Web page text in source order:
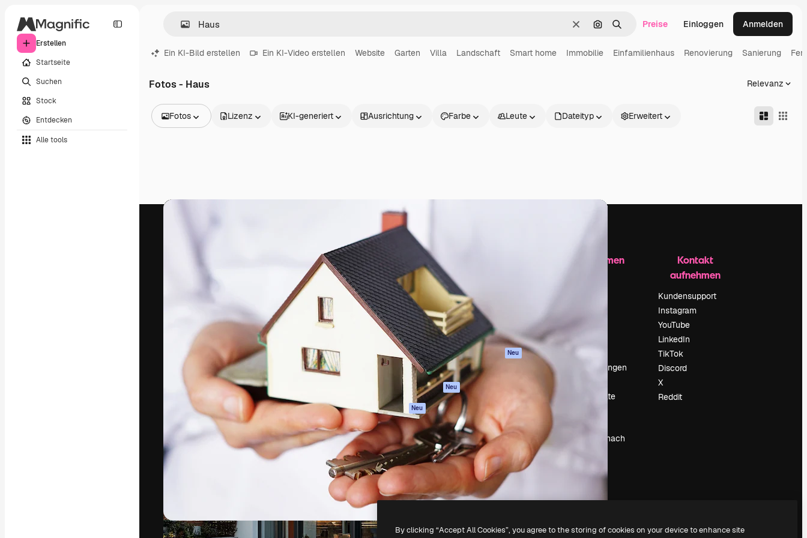
Erstellen
Startseite
Suchen
Stock
Entdecken
Alle tools
LöschenNach Bild suchen
SuchenPreise Einloggen Anmelden
Ein KI-Bild erstellen Ein KI-Video erstellen Website Garten Villa Landschaft Smart home Immobilie Einfamilienhaus Renovierung Sanierung
Fotos - Haus Relevanz
Fotos
Videos
Lizenz KI-generiert Ausrichtung Farbe Leute Dateityp Erweitert
Die kreative Plattform, um deine beste
Arbeit zu verwirklichen. Mehr als 1 Million
Abonnenten unter Kreativen, Unternehmen,
Agenturen und Studios.
Produkte
Spaces
KI-Assistent
KI-Bildgenerator
KI-Videogenerator
KI-
Stimmengenerator
Stock-Inhalte
MCP für
Claude/ChatGPT
Neu
Agenten Neu
API
Mobile App
Alle Magnific-Tools
Dokumentation
Support
AGB
Datenschutzerklärung
Originale
Neu
Cookie-Richtlinie
Vertrauenszentrum
Unternehmen
Unternehmen
Veranstaltungen
Deine Inhalte
Suchst du nach
Kontakt
aufnehmen
Kundensupport
Instagram
YouTube
LinkedIn
TikTok
Discord
X
Reddit
Freepik Company S.L.U. Alle Rechte vorbehalten
By clicking “Accept All Cookies”, you agree to the storing of cookies on your device to enhance site